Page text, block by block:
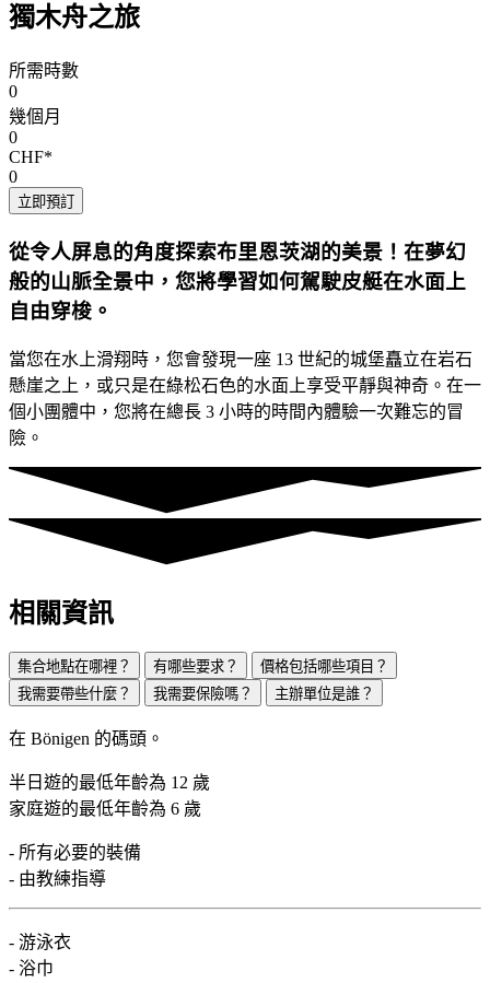
獨木舟之旅
所需時數
0
幾個月
0
CHF*
0
立即預訂
從令人屏息的角度探索布里恩茨湖的美景！在夢幻
般的山脈全景中，您將學習如何駕駛皮艇在水面上
自由穿梭。
當您在水上滑翔時，您會發現一座 13 世紀的城堡矗立在岩石
懸崖之上，或只是在綠松石色的水面上享受平靜與神奇。在一
個小團體中，您將在總長 3 小時的時間內體驗一次難忘的冒
險。
相關資訊
集合地點在哪裡？ 有哪些要求？
價格包括哪些項目？
我需要帶些什麼？
我需要保險嗎？ 主辦單位是誰？
在 Bönigen 的碼頭。
半日遊的最低年齡為 12 歲
家庭遊的最低年齡為 6 歲
- 所有必要的裝備
- 由教練指導
- 游泳衣
- 浴巾